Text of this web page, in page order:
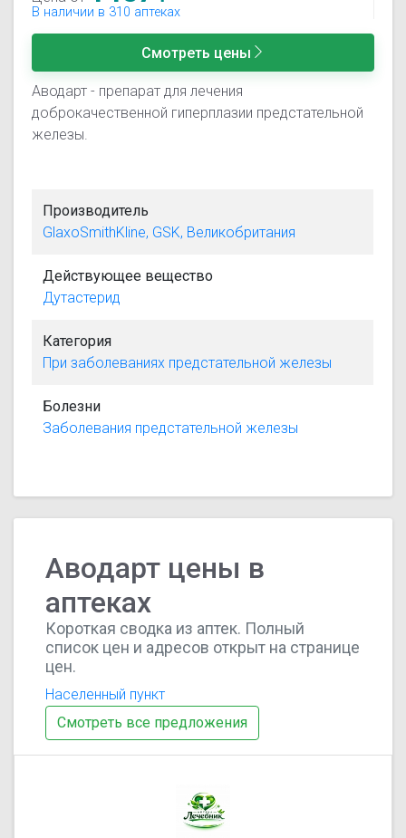
В наличии в 310 аптеках
Смотреть цены
Аводарт - препарат для лечения
доброкачественной гиперплазии предстательной
железы.
Производитель
GlaxoSmithKline, GSK, Великобритания
Действующее вещество
Дутастерид
Категория
При заболеваниях предстательной железы
Болезни
Заболевания предстательной железы
Аводарт цены в
аптеках
Короткая сводка из аптек. Полный
список цен и адресов открыт на странице
цен.
Населенный пункт
Смотреть все предложения